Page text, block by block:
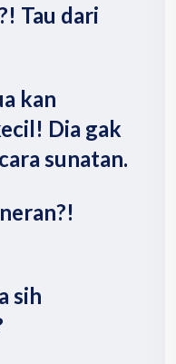
Tau dari
kan
Dia gak
sunatan.
sih